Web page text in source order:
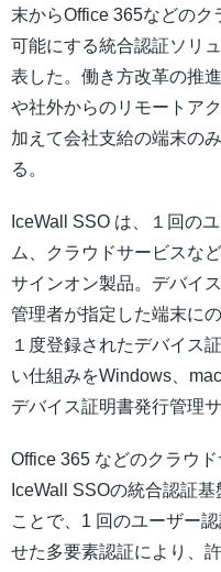
末からOffice 365などのク
可能にする統合認証ソリ
表した。働き方改革の推
や社外からのリモートア
加えて会社支給の端末の
る。
IceWall SSO は、１回の
ム、クラウドサービスな
サインオン製品。デバイ
管理者が指定した端末に
１度登録されたデバイス
い仕組みをWindows、
デバイス証明書発行管理サ
Office 365 などのクラウ
IceWall SSOの統合認証
ことで、1 回のユーザー
せた多要素認証により、